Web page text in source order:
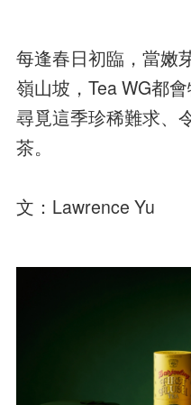
每逢春日初臨，當嫩
嶺山坡，Tea WG都
尋覓這季珍稀難求、
茶。
文：Lawrence Yu